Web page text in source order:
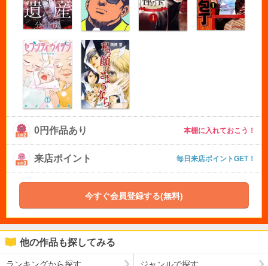
0円作品あり 本棚に入れておこう！
来店ポイント 毎日来店ポイントGET！
今すぐ会員登録する(無料)
他の作品も探してみる